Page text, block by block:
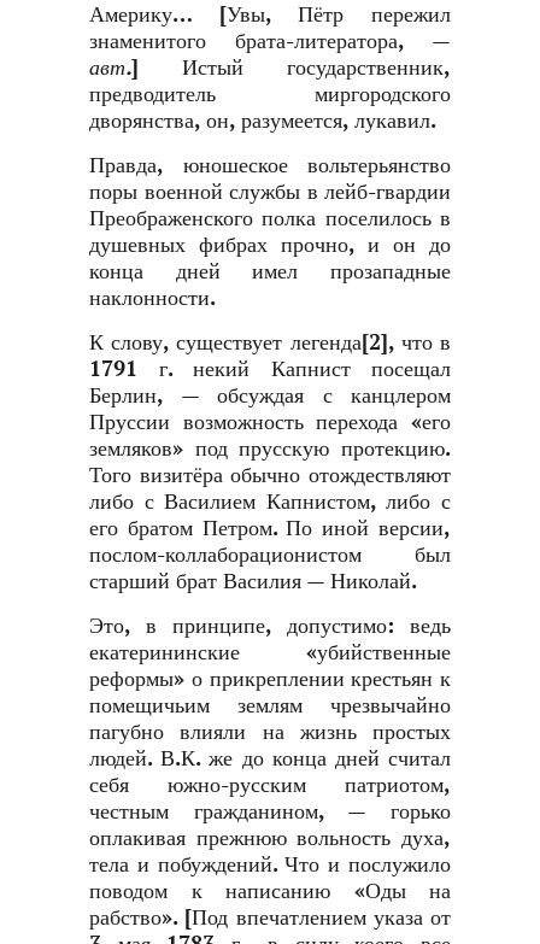
Америку… [Увы, Пётр пережил
знаменитого брата-литератора, —
авт.] Истый государственник,
предводитель миргородского
дворянства, он, разумеется, лукавил.
Правда, юношеское вольтерьянство
поры военной службы в лейб-гвардии
Преображенского полка поселилось в
душевных фибрах прочно, и он до
конца дней имел прозападные
наклонности.
К слову, существует легенда[2], что в
1791 г. некий Капнист посещал
Берлин, — обсуждая с канцлером
Пруссии возможность перехода «его
земляков» под прусскую протекцию.
Того визитёра обычно отождествляют
либо с Василием Капнистом, либо с
его братом Петром. По иной версии,
послом-коллаборационистом был
старший брат Василия — Николай.
Это, в принципе, допустимо: ведь
екатерининские «убийственные
реформы» о прикреплении крестьян к
помещичьим землям чрезвычайно
пагубно влияли на жизнь простых
людей. В.К. же до конца дней считал
себя южно-русским патриотом,
честным гражданином, — горько
оплакивая прежнюю вольность духа,
тела и побуждений. Что и послужило
поводом к написанию «Оды на
рабство». [Под впечатлением указа от